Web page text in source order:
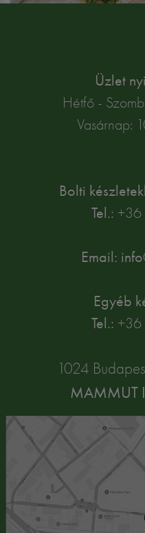
Üzlet
Hétfő -
Vasárnap:
Bolti
Tel.: +36
Email:
Egyéb
Tel.: +36
1024
MAMMUT